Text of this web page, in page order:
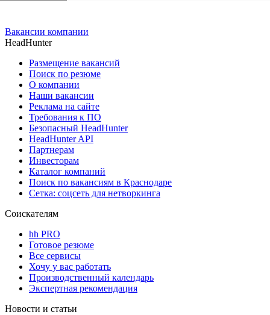
Вакансии компании
HeadHunter
Размещение вакансий
Поиск по резюме
О компании
Наши вакансии
Реклама на сайте
Требования к ПО
Безопасный HeadHunter
HeadHunter API
Партнерам
Инвесторам
Каталог компаний
Поиск по вакансиям в Краснодаре
Сетка: соцсеть для нетворкинга
Соискателям
hh PRO
Готовое резюме
Все сервисы
Хочу у вас работать
Производственный календарь
Экспертная рекомендация
Новости и статьи